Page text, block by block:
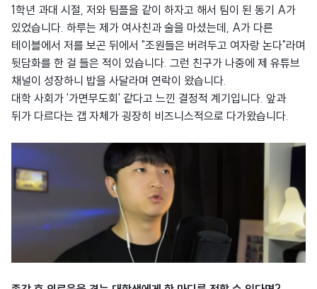
1학년 과대 시절, 저와 팀플을 같이 하자고 해서 팀이 된 동기 A가
있었습니다. 하루는 제가 여사친과 술을 마셨는데, A가 다른
테이블에서 저를 보곤 뒤에서 "조원들은 버려두고 여자랑 논다"라며
뒷담화를 한 걸 들은 적이 있습니다. 그런 친구가 나중에 제 유튜브
채널이 성장하니 밥을 사달라며 연락이 왔습니다.
대학 사회가 '가면무도회' 같다고 느낀 결정적 계기입니다. 앞과
뒤가 다르다는 갭 자체가 굉장히 비즈니스적으로 다가왔습니다.